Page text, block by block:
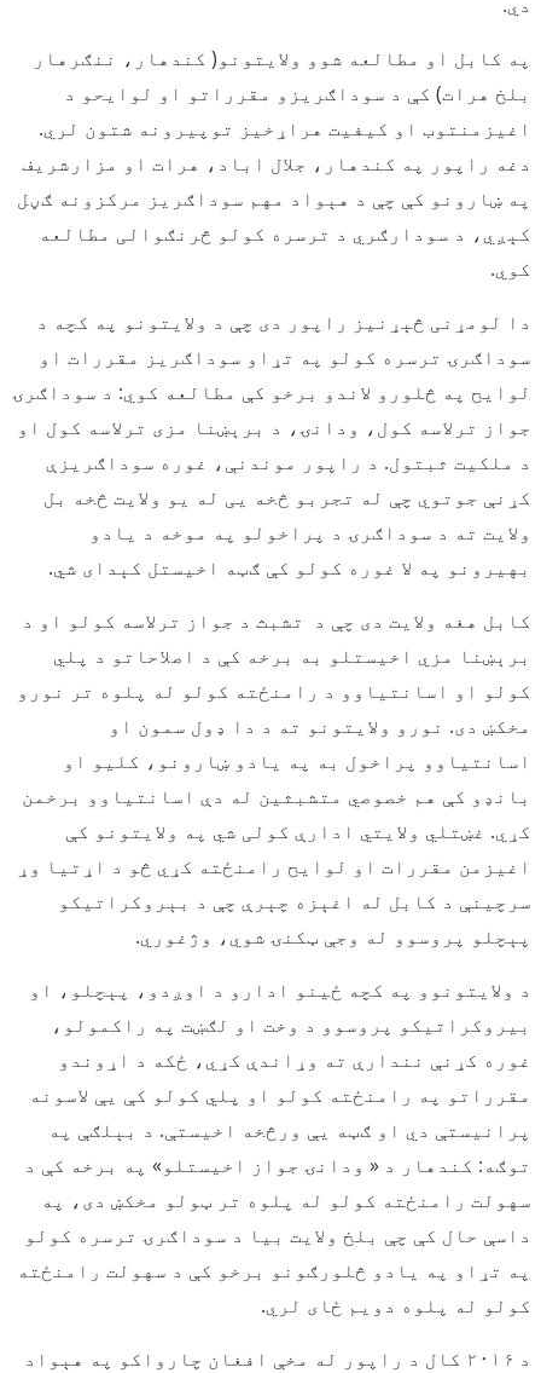
په کابل او مطالعه شوو ولایتونو( کندهار، ننګرهار
بلخ هرات) کې د سوداګریزو مقرراتو او لوایحو د
اغیزمنتوب او کیفیت هراړخیز توپیرونه شتون لري.
دغه راپور په کندهار، جلال اباد، هرات او مزارشریف
په ښارونو کې چې د هېواد مهم سوداګریز مرکزونه ګڼل
کېږي، د سودارګري د ترسره کولو څرنګوالی مطالعه
کوي.
دا لومړنی څېړنیز راپور دی چې د ولایتونو په کچه د
سوداګرۍ ترسره کولو په تړاو سوداګریز مقررات او
لوایح په څلورو لاندو برخو کې مطالعه کوي: د سوداګرۍ
جواز ترلاسه کول، ودانۍ، د برېښنا مزی ترلاسه کول او
د ملکیت ثبتول. د راپور موندنې، غوره سوداګریزې
کړنې جوتوي چې له تجربو څخه یی له یو ولایت څخه بل
ولایت ته د سوداګرۍ د پراخولو په موخه د یادو
بهیرونو په لا غوره کولو کې ګټه اخیستل کېدای شي.
کابل هغه ولایت دی چې د تشبث د جواز ترلاسه کولو او د
برېښنا مزي اخیستلو به برخه کې د اصلاحاتو د پلي
کولو او اسانتیاوو د رامنځته کولو له پلوه تر نورو
مخکښ دی. نورو ولایتونو ته د دا ډول سمون او
اسانتیاوو پراخول به په یادو ښارونو، کلیو او
بانډو کې هم خصوصي متشبثین له دې اسانتیاوو برخمن
کړي. غښتلي ولایتي ادارې کولی شي په ولایتونو کې
اغیزمن مقررات او لوایح رامنځته کړي څو د اړتیا وړ
سرچینې د کابل له اغېزه چېرې چې د بېروکراتیکو
پېچلو پروسوو له وجې ټکنۍ شوي، وژغوري.
د ولایتونوو په کچه ځینو ادارو د اوږدو، پېچلو، او
بیروکراتیکو پروسوو د وخت او لګښت په راکمولو،
غوره کړنې نندارې ته وړاندې کړي، ځکه د اړوندو
مقرراتو په رامنځته کولو او پلي کولو کې یې لاسونه
پرانیستې دي او ګټه یې ورڅخه اخیستې. د بېلګې په
توګه: کندهار د « ودانۍ جواز اخیستلو» په برخه کې د
سهولت رامنځته کولو له پلوه تر ټولو مخکښ دی، په
داسې حال کې چې بلخ ولایت بیا د سوداګرۍ ترسره کولو
په تړاو په یادو څلورګونو برخو کې د سهولت رامنځته
کولو له پلوه دویم ځای لري.
د ۲۰۱۶ کال د راپور له مخې افغان چارواکو په هېواد